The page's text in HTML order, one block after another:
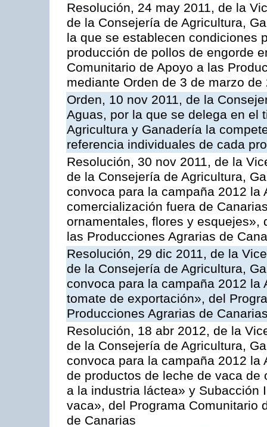
Resolución, 24 may 2011, de la
de la Consejería de Agricultura,
la que se establecen condiciones
producción de pollos de engorde
Comunitario de Apoyo a las
mediante Orden de 3 de marzo de
Orden, 10 nov 2011, de la
Aguas, por la que se delega en el
Agricultura y Ganadería la
referencia individuales de cada
Resolución, 30 nov 2011, de la
de la Consejería de Agricultura,
convoca para la campaña 2012 la
comercialización fuera de
ornamentales, flores y esquejes»,
las Producciones Agrarias de
Resolución, 29 dic 2011, de la
de la Consejería de Agricultura,
convoca para la campaña 2012
tomate de exportación», del
Producciones Agrarias de
Resolución, 18 abr 2012, de la
de la Consejería de Agricultura,
convoca para la campaña 2012
de productos de leche de vaca
a la industria láctea» y Subacción
vaca», del Programa Comunitario
de Canarias